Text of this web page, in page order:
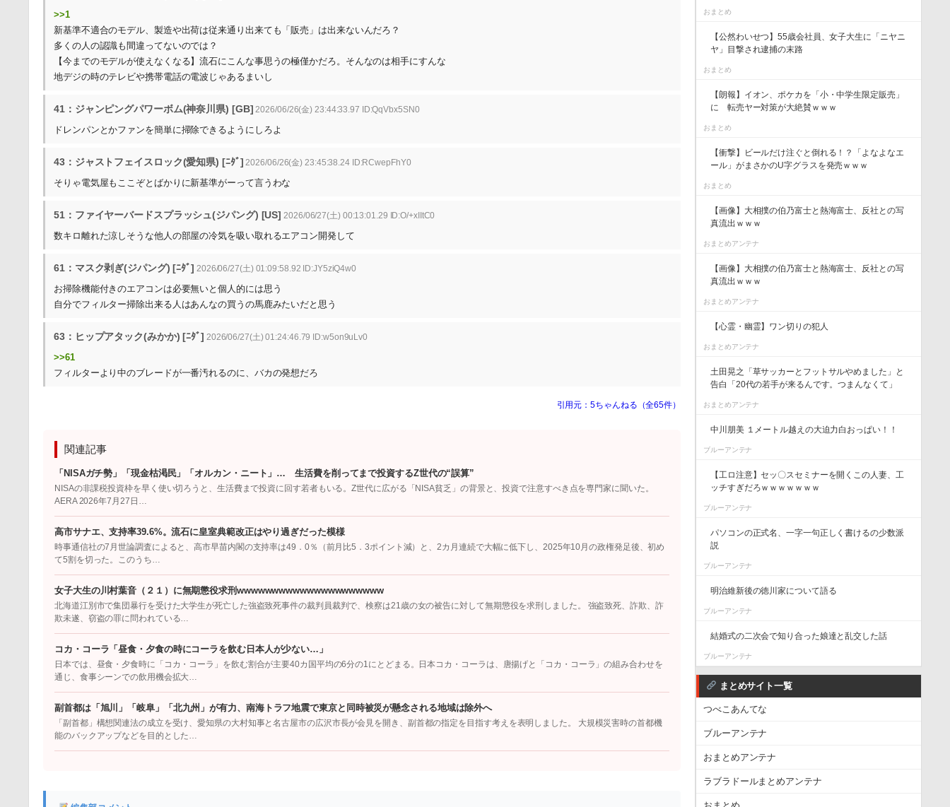
>>1
新基準不適合のモデル、製造や出荷は従来通り出来ても「販売」は出来ないんだろ？
多くの人の認識も間違ってないのでは？
【今までのモデルが使えなくなる】流石にこんな事思うの極僅かだろ。そんなのは相手にすんな
地デジの時のテレビや携帯電話の電波じゃあるまいし
41：ジャンピングパワーボム(神奈川県) [GB] 2026/06/26(金) 23:44:33.97 ID:QqVbx5SN0
ドレンパンとかファンを簡単に掃除できるようにしろよ
43：ジャストフェイスロック(愛知県) [ﾆﾀﾞ] 2026/06/26(金) 23:45:38.24 ID:RCwepFhY0
そりゃ電気屋もここぞとばかりに新基準がーって言うわな
51：ファイヤーバードスプラッシュ(ジパング) [US] 2026/06/27(土) 00:13:01.29 ID:O/+xIItC0
数キロ離れた涼しそうな他人の部屋の冷気を吸い取れるエアコン開発して
61：マスク剥ぎ(ジパング) [ﾆﾀﾞ] 2026/06/27(土) 01:09:58.92 ID:JY5ziQ4w0
お掃除機能付きのエアコンは必要無いと個人的には思う
自分でフィルター掃除出来る人はあんなの買うの馬鹿みたいだと思う
63：ヒップアタック(みかか) [ﾆﾀﾞ] 2026/06/27(土) 01:24:46.79 ID:w5on9uLv0
>>61
フィルターより中のブレードが一番汚れるのに、バカの発想だろ
引用元：5ちゃんねる（全65件）
関連記事
「NISAガチ勢」「現金枯渇民」「オルカン・ニート」… 生活費を削ってまで投資するZ世代の“誤算”
NISAの非課税投資枠を早く使い切ろうと、生活費まで投資に回す若者もいる。Z世代に広がる「NISA貧乏」の背景と、投資で注意すべき点を専門家に聞いた。
AERA 2026年7月27日…
高市サナエ、支持率39.6%。流石に皇室典範改正はやり過ぎだった模様
時事通信社の7月世論調査によると、高市早苗内閣の支持率は49．0％（前月比5．3ポイント減）と、2カ月連続で大幅に低下し、2025年10月の政権発足後、初め
て5割を切った。このうち…
女子大生の川村葉音（２１）に無期懲役求刑wwwwwwwwwwwwwwwwwwwww
北海道江別市で集団暴行を受けた大学生が死亡した強盗致死事件の裁判員裁判で、検察は21歳の女の被告に対して無期懲役を求刑しました。 強盗致死、詐欺、詐
欺未遂、窃盗の罪に問われている…
コカ・コーラ「昼食・夕食の時にコーラを飲む日本人が少ない…」
日本では、昼食・夕食時に「コカ・コーラ」を飲む割合が主要40カ国平均の6分の1にとどまる。日本コカ・コーラは、唐揚げと「コカ・コーラ」の組み合わせを
通じ、食事シーンでの飲用機会拡大…
副首都は「旭川」「岐阜」「北九州」が有力、南海トラフ地震で東京と同時被災が懸念される地域は除外へ
「副首都」構想関連法の成立を受け、愛知県の大村知事と名古屋市の広沢市長が会見を開き、副首都の指定を目指す考えを表明しました。 大規模災害時の首都機
能のバックアップなどを目的とした…
おまとめ
【公然わいせつ】55歳会社員、女子大生に「ニヤニ
ヤ」目撃され逮捕の末路
おまとめ
【朗報】イオン、ポケカを「小・中学生限定販売」
に 転売ヤー対策が大絶賛ｗｗｗ
おまとめ
【衝撃】ビールだけ注ぐと倒れる！？「よなよなエ
ール」がまさかのU字グラスを発売ｗｗｗ
おまとめ
【画像】大相撲の伯乃富士と熱海富士、反社との写
真流出ｗｗｗ
おまとめアンテナ
【画像】大相撲の伯乃富士と熱海富士、反社との写
真流出ｗｗｗ
おまとめアンテナ
【心霊・幽霊】ワン切りの犯人
おまとめアンテナ
土田晃之「草サッカーとフットサルやめました」と
告白「20代の若手が来るんです。つまんなくて」
おまとめアンテナ
中川朋美 １メートル越えの大迫力白おっぱい！！
ブルーアンテナ
【工ロ注意】セッ〇スセミナーを開くこの人妻、工
ッチすぎだろｗｗｗｗｗｗｗ
ブルーアンテナ
パソコンの正式名、一字一句正しく書けるの少数派
説
ブルーアンテナ
明治維新後の徳川家について語る
ブルーアンテナ
結婚式の二次会で知り合った娘達と乱交した話
ブルーアンテナ
まとめサイト一覧
つべこあんてな
ブルーアンテナ
おまとめアンテナ
ラブラドールまとめアンテナ